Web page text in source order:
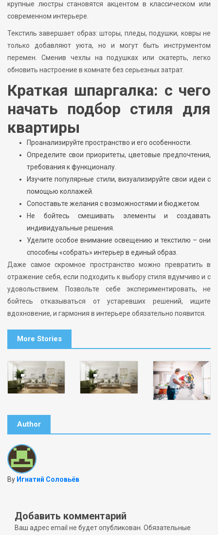
крупные люстры становятся акцентом в классическом или
современном интерьере.
Текстиль завершает образ: шторы, пледы, подушки, ковры не
только добавляют уюта, но и могут быть инструментом
перемен. Сменив чехлы на подушках или скатерть, легко
обновить настроение в комнате без серьезных затрат.
Краткая шпаргалка: с чего
начать подбор стиля для
квартиры
Проанализируйте пространство и его особенности.
Определите свои приоритеты, цветовые предпочтения,
требования к функционалу.
Изучите популярные стили, визуализируйте свои идеи с
помощью коллажей.
Сопоставьте желания с возможностями и бюджетом.
Не бойтесь смешивать элементы и создавать
индивидуальные решения.
Уделите особое внимание освещению и текстилю – они
способны «собрать» интерьер в единый образ.
Даже самое скромное пространство можно превратить в
отражение себя, если подходить к выбору стиля вдумчиво и с
удовольствием. Позвольте себе экспериментировать, не
бойтесь отказываться от устаревших решений, ищите
вдохновение, и гармония в интерьере обязательно появится.
More Stories
Author
By Игнатий Соловьёв
Добавить комментарий
Ваш адрес email не будет опубликован. Обязательные